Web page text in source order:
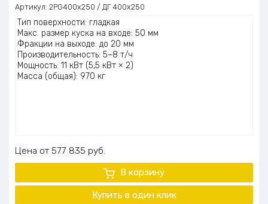
Артикул: 2PG400x250 / ДГ 400х250
Тип поверхности: гладкая
Макс. размер куска на входе: 50 мм
Фракции на выходе: до 20 мм
Производительность: 5–8 т/ч
Мощность: 11 кВт (5,5 кВт × 2)
Масса (общая): 970 кг
Цена 577 835 руб.
В корзину
Купить в один клик